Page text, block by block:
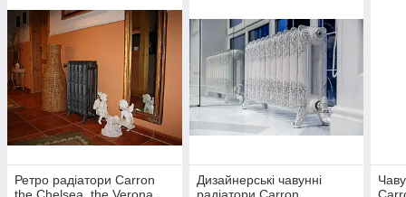
Ретро радіатори Carron
Дизайнерські чавунні